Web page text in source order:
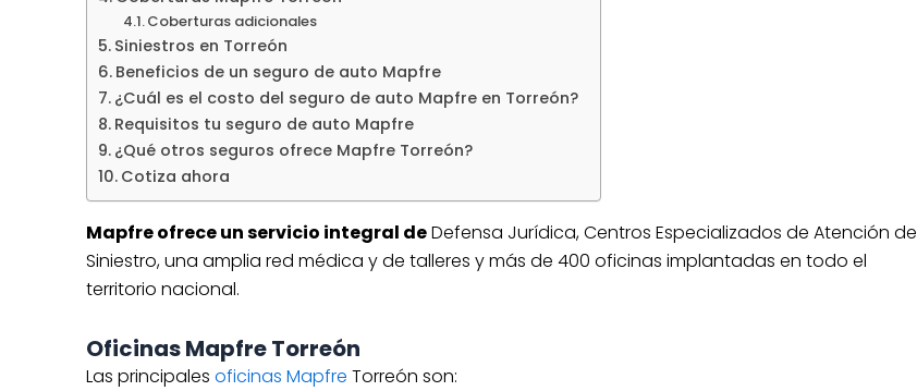
Coberturas adicionales
Siniestros en Torreón
Beneficios de un seguro de auto Mapfre
¿Cuál es el costo del seguro de auto Mapfre en Torreón?
Requisitos tu seguro de auto Mapfre
¿Qué otros seguros ofrece Mapfre Torreón?
Cotiza ahora
Mapfre ofrece un servicio integral deDefensa Jurídica, Centros Especializados de Atención de
Siniestro, una amplia red médica y de talleres y más de 400 oficinas implantadas en todo el
territorio nacional.
Oficinas Mapfre Torreón
Las principales oficinas Mapfre Torreón son: